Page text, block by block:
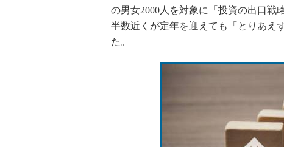
の男女2000人を対象に「投資の出口戦
半数近くが定年を迎えても「とりあえ
た。